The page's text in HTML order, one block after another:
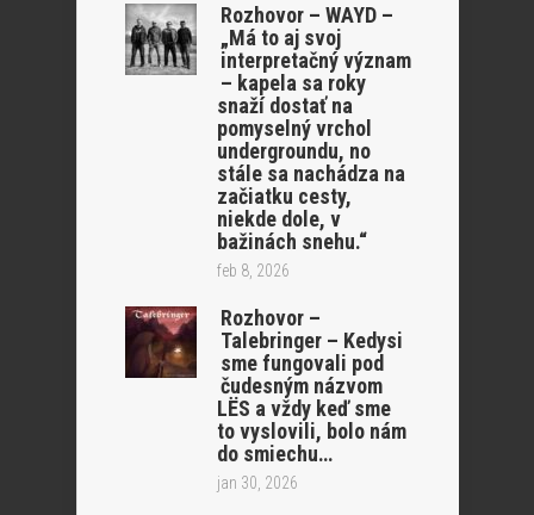
Rozhovor – WAYD –
„Má to aj svoj
interpretačný význam
– kapela sa roky
snaží dostať na
pomyselný vrchol
undergroundu, no
stále sa nachádza na
začiatku cesty,
niekde dole, v
bažinách snehu.“
feb 8, 2026
Rozhovor –
Talebringer – Kedysi
sme fungovali pod
čudesným názvom
LËS a vždy keď sme
to vyslovili, bolo nám
do smiechu…
jan 30, 2026